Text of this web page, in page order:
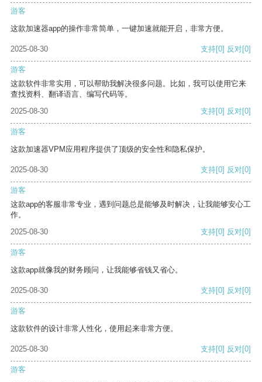
游客
这款加速器app的操作非常简单，一键加速就能开启，非常方便。
2025-08-30 支持[0] 反对[0]
游客
这款软件非常实用，可以帮助我解决很多问题。比如，我可以使用它来
查找资料、翻译语言、编写代码等。
2025-08-30
支持[0] 反对[0]
游客
这款加速器VPM应用程序提供了顶级的安全性和隐私保护。
2025-08-30 支持[0] 反对[0]
游客
这款app的客服非常专业，遇到问题总是能够及时解决，让我能够安心工
作。
2025-08-30
支持[0] 反对[0]
游客
这款app就像我的财务顾问，让我能够省钱又省心。
2025-08-30 支持[0] 反对[0]
游客
这款软件的设计非常人性化，使用起来非常方便。
2025-08-30 支持[0] 反对[0]
游客